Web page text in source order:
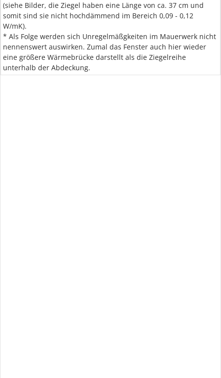
(siehe Bilder, die Ziegel haben eine Länge von ca. 37 cm und
somit sind sie nicht hochdämmend im Bereich 0,09 - 0,12
W/mK).
* Als Folge werden sich Unregelmäßgkeiten im Mauerwerk nicht
nennenswert auswirken. Zumal das Fenster auch hier wieder
eine größere Wärmebrücke darstellt als die Ziegelreihe
unterhalb der Abdeckung.